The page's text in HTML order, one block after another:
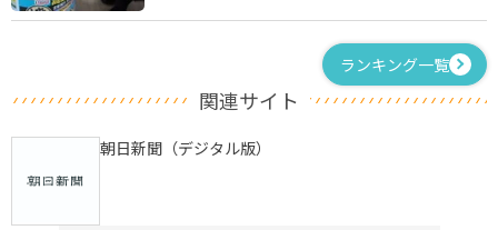
ランキング一覧
関連サイト
朝日新聞（デジタル版）